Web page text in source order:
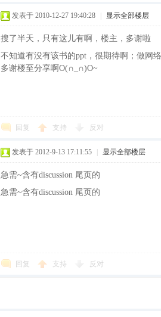
发表于 2010-12-27 19:40:28 显示全部楼层
搜了半天，只有这儿有啊，楼主，多谢啦
不知道有没有该书的ppt，很期待啊；做网
多谢楼至分享啊O(∩_∩)O~
回复 支持 反对
发表于 2012-9-13 17:11:55 显示全部楼层
急需~含有discussion 尾页的
急需~含有discussion 尾页的
回复 支持 反对